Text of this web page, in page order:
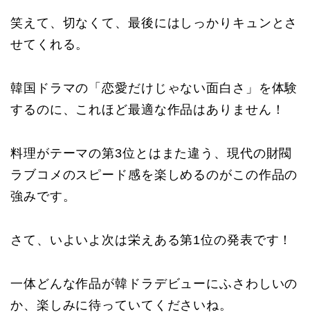
笑えて、切なくて、最後にはしっかりキュンとさ
せてくれる。
韓国ドラマの「恋愛だけじゃない面白さ」を体験
するのに、これほど最適な作品はありません！
料理がテーマの第3位とはまた違う、現代の財閥
ラブコメのスピード感を楽しめるのがこの作品の
強みです。
さて、いよいよ次は栄えある第1位の発表です！
一体どんな作品が韓ドラデビューにふさわしいの
か、楽しみに待っていてくださいね。